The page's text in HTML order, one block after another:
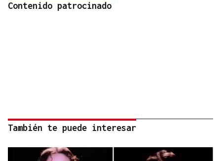
Contenido patrocinado
También te puede interesar